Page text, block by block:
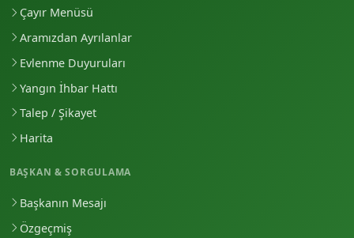
Çayır Menüsü
Aramızdan Ayrılanlar
Evlenme Duyuruları
Yangın İhbar Hattı
Talep / Şikayet
Harita
BAŞKAN & SORGULAMA
Başkanın Mesajı
Özgeçmiş